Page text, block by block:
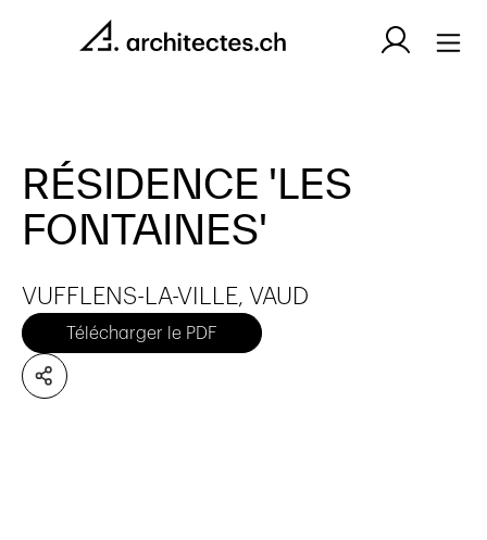
RÉSIDENCE 'LES
FONTAINES'
VUFFLENS-LA-VILLE, VAUD
Télécharger le PDF